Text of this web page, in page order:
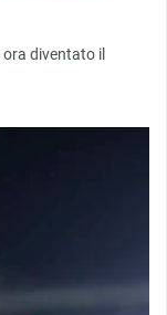
ora diventato il